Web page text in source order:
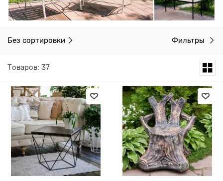
Без сортировки Фильтры
Товаров: 37